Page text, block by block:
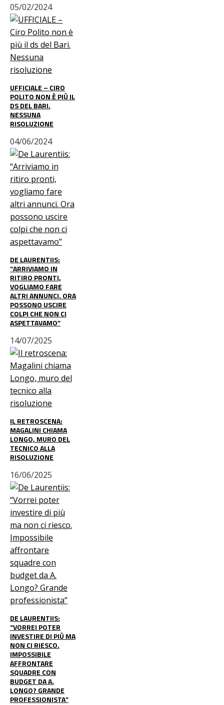
05/02/2024
UFFICIALE – CIRO
POLITO NON È PIÙ IL
DS DEL BARI.
NESSUNA
RISOLUZIONE
04/06/2024
DE LAURENTIIS:
“ARRIVIAMO IN
RITIRO PRONTI,
VOGLIAMO FARE
ALTRI ANNUNCI. ORA
POSSONO USCIRE
COLPI CHE NON CI
ASPETTAVAMO”
14/07/2025
IL RETROSCENA:
MAGALINI CHIAMA
LONGO, MURO DEL
TECNICO ALLA
RISOLUZIONE
16/06/2025
DE LAURENTIIS:
“VORREI POTER
INVESTIRE DI PIÙ MA
NON CI RIESCO.
IMPOSSIBILE
AFFRONTARE
SQUADRE CON
BUDGET DA A.
LONGO? GRANDE
PROFESSIONISTA”